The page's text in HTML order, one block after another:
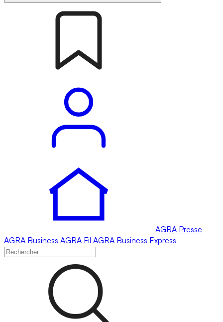
AGRA Presse
AGRA Business AGRA Fil AGRA Business Express